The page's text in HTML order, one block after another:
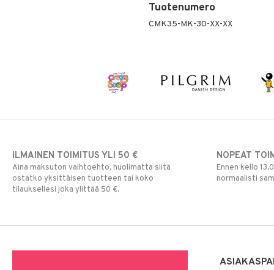
Tuotenumero
CMK35-MK-30-XX-XX
ILMAINEN TOIMITUS YLI 50 €
Aina maksuton vaihtoehto, huolimatta siitä
ostatko yksittäisen tuotteen tai koko
tilauksellesi joka ylittää 50 €.
NOPEAT
Ennen kello
normaalisti